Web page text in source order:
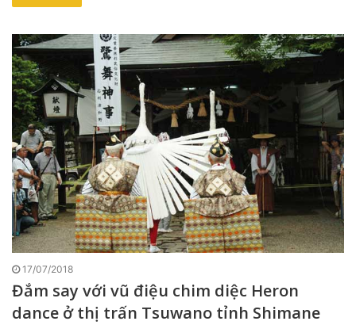
17/07/2018
Đắm say với vũ điệu chim diệc Heron
dance ở thị trấn Tsuwano tỉnh Shimane